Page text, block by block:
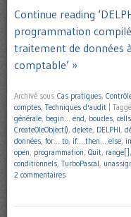
Continue reading
programmation
traitement de données
comptable’ »
Archivé sous Cas pratiques,
comptes, Techniques d'audit Taggé
générale, begin… end, boucles,
CreateOleObject(), delete, DELPHI,
données, for… to, if… then… else,
open, programmation, Quit, range[] ,
conditionnels, TurboPascal,
2 commentaires